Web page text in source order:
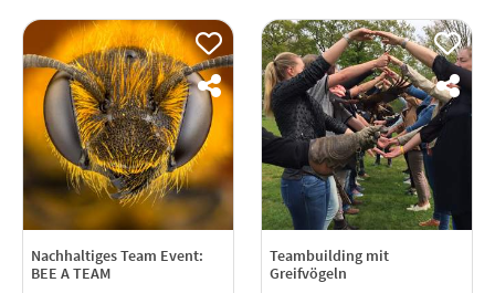
Nachhaltiges Team Event:
BEE A TEAM
Teambuilding mit
Greifvögeln